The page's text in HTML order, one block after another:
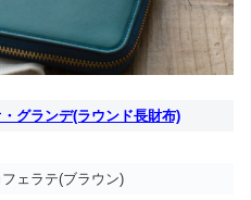
グランデ(ラウンド長財布)
ェラテ(ブラウン)